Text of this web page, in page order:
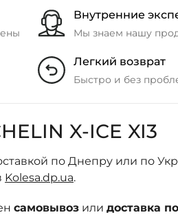
- Калиновая
Внутренние
Мы знаем нашу
Легкий возврат
Быстро и без
X-ICE XI3
по Днепру или по
Kolesa.dp.ua.
самовывоз или доставка